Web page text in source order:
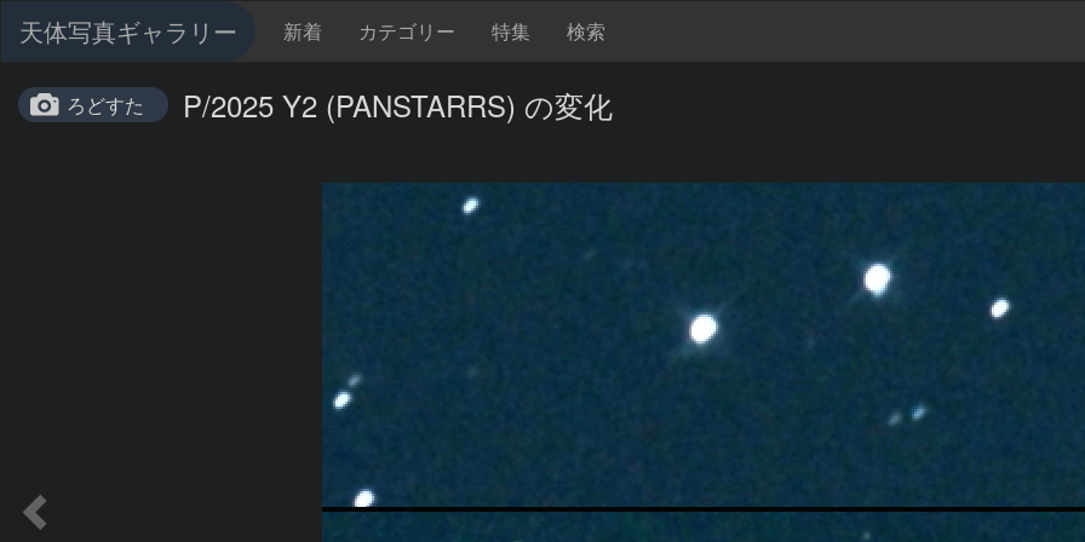
天体写真ギャラリー 新着 カテゴリー 特集 検索
ろどすた P/2025 Y2 (PANSTARRS) の変化